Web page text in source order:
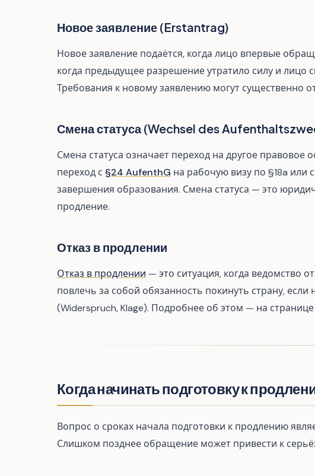
Новое заявление (Erstantrag)
Новое заявление подаётся, когда лицо впервые
когда предыдущее разрешение утратило силу и лицо
Требования к новому заявлению могут существенно
Смена статуса (Wechsel des
Смена статуса означает переход на другое
переход с §24 AufenthG на рабочую визу по §18a или
завершения образования. Смена статуса — это
продление.
Отказ в продлении
Отказ в продлении — это ситуация, когда ведомство
повлечь за собой обязанность покинуть страну,
(Widerspruch, Klage). Подробнее об этом — на
Когда начинать подготовку к
Вопрос о сроках начала подготовки к продлению
Слишком позднее обращение может привести к